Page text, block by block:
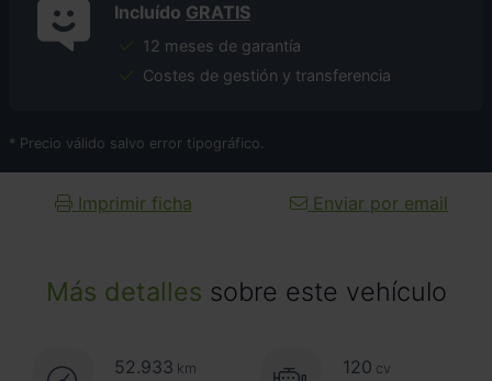
Más detalles sobre este vehículo
52.933 km
120 cv
Incluído GRATIS
12 meses de garantía
Costes de gestión y transferencia
* Precio válido salvo error tipográfico.
Imprimir ficha Enviar por email